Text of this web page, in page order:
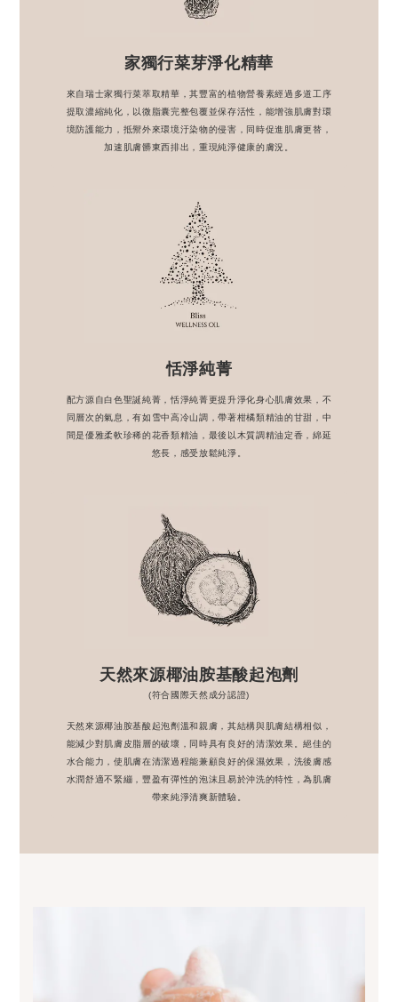
家獨行菜芽淨化精華
來自瑞士家獨行菜萃取精華，其豐富的植物營養素經過多道工序
提取濃縮純化，以微脂囊完整包覆並保存活性，能增強肌膚對環
境防護能力，抵禦外來環境汙染物的侵害，同時促進肌膚更替，
加速肌膚髒東西排出，重現純淨健康的膚況。
恬淨純菁
配方源自白色聖誕純菁，恬淨純菁更提升淨化身心肌膚效果，不
同層次的氣息，有如雪中高冷山調，帶著柑橘類精油的甘甜，中
間是優雅柔軟珍稀的花香類精油，最後以木質調精油定香，綿延
悠長，感受放鬆純淨。
天然來源椰油胺基酸起泡劑
(符合國際天然成分認證)
天然來源椰油胺基酸起泡劑溫和親膚，其結構與肌膚結構相似，
能減少對肌膚皮脂層的破壞，同時具有良好的清潔效果。絕佳的
水合能力，使肌膚在清潔過程能兼顧良好的保濕效果，洗後膚感
水潤舒適不緊繃，豐盈有彈性的泡沫且易於沖洗的特性，為肌膚
帶來純淨清爽新體驗。